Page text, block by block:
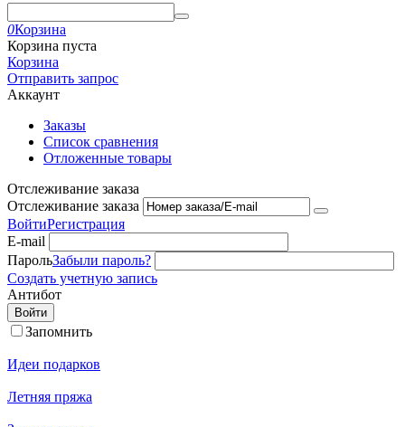
0Корзина
Корзина пуста
Корзина
Отправить запрос
Аккаунт
Заказы
Список сравнения
Отложенные товары
Отслеживание заказа
Отслеживание заказа
ВойтиРегистрация
E-mail
ПарольЗабыли пароль?
Создать учетную запись
Антибот
Войти
Запомнить
Идеи подарков
Летняя пряжа